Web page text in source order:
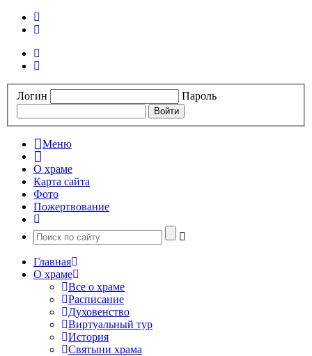
Логин Пароль
Меню
О храме
Карта сайта
Фото
Пожертвование
Главная
О храме
Все о храме
Расписание
Духовенство
Виртуальный тур
История
Святыни храма